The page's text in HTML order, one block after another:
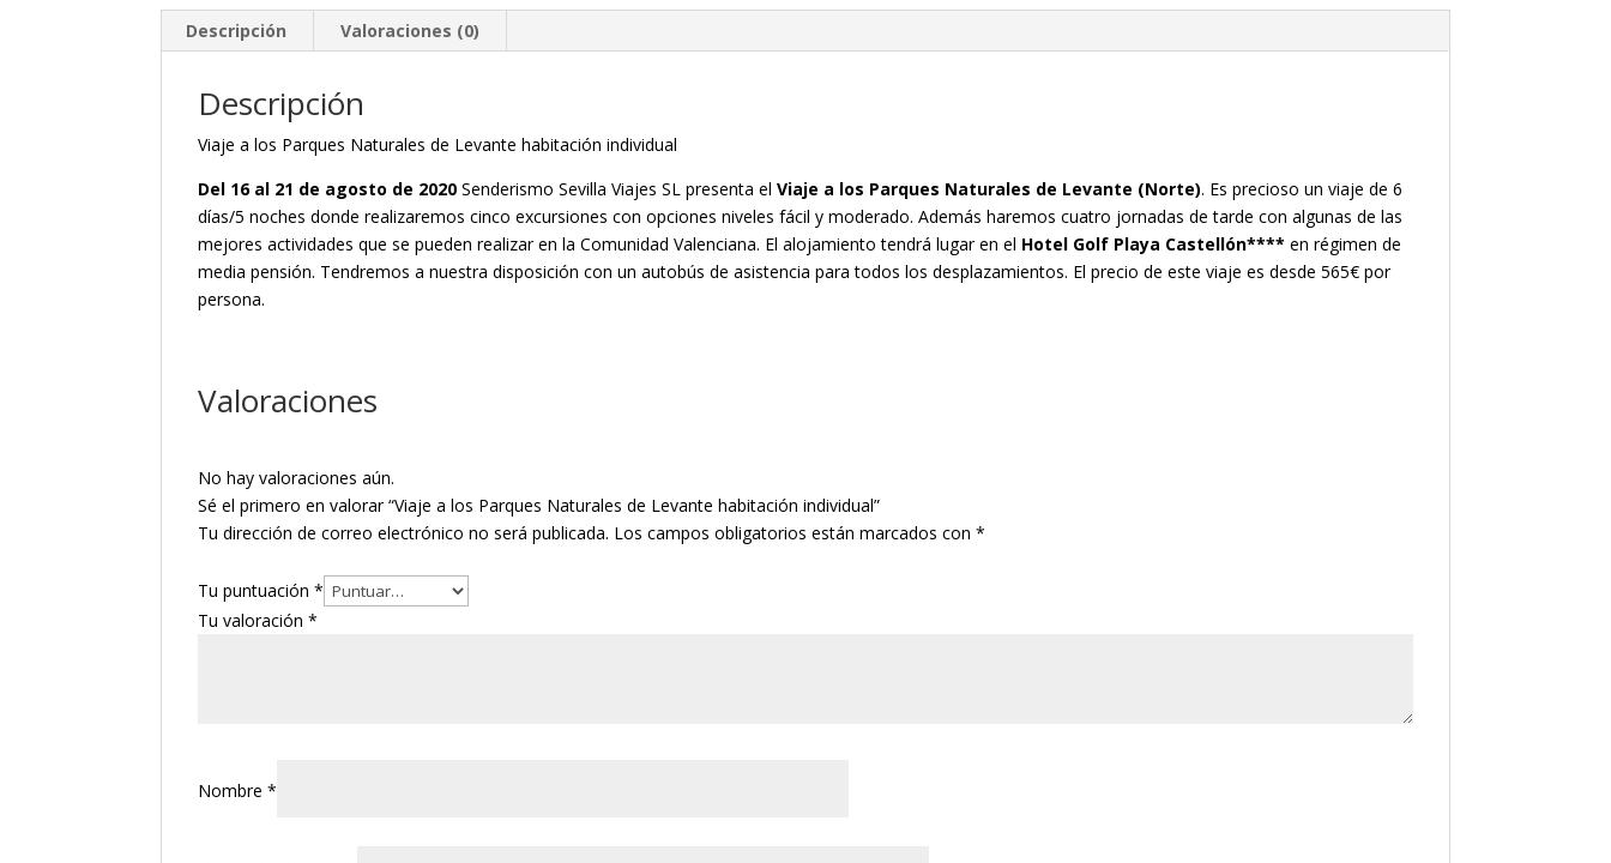
Descripción Valoraciones (0)
Descripción
Viaje a los Parques Naturales de Levante habitación individual
Del 16 al 21 de agosto de 2020Senderismo Sevilla Viajes SL presenta elViaje a los Parques Naturales de Levante (Norte). Es precioso un viaje de 6
días/5 noches donde realizaremos cinco excursiones con opciones niveles fácil y moderado. Además haremos cuatro jornadas de tarde con algunas de las
mejores actividades que se pueden realizar en la Comunidad Valenciana. El alojamiento tendrá lugar en el Hotel Golf Playa Castellón**** en régimen de
media pensión. Tendremos a nuestra disposición con un autobús de asistencia para todos los desplazamientos. El precio de este viaje es desde 565€ por
persona.
Valoraciones
No hay valoraciones aún.
Sé el primero en valorar “Viaje a los Parques Naturales de Levante habitación individual”
Tu dirección de correo electrónico no será publicada. Los campos obligatorios están marcados con*
Tu puntuación*
Tu valoración*
Nombre*